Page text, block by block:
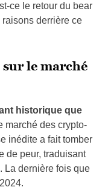
ce le retour du bear
derrière ce
le marché
historique que
marché des crypto-
inédite a fait tomber
de peur, traduisant
La dernière fois que